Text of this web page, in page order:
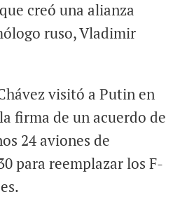
creó una alianza
ruso, Vladimir
visitó a Putin en
firma de un acuerdo de
24 aviones de
para reemplazar los F-